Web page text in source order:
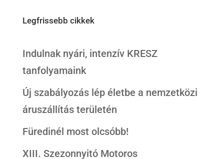
Legfrissebb cikkek
Indulnak nyári, intenzív KRESZ
tanfolyamaink
Új szabályozás lép életbe a nemzetközi
áruszállítás területén
Füredinél most olcsóbb!
XIII. Szezonnyitó Motoros